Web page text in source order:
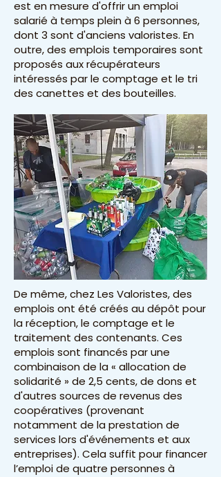
est en mesure d'offrir un emploi
salarié à temps plein à 6 personnes,
dont 3 sont d'anciens valoristes. En
outre, des emplois temporaires sont
proposés aux récupérateurs
intéressés par le comptage et le tri
des canettes et des bouteilles.
De même, chez Les Valoristes, des
emplois ont été créés au dépôt pour
la réception, le comptage et le
traitement des contenants. Ces
emplois sont financés par une
combinaison de la « allocation de
solidarité » de 2,5 cents, de dons et
d'autres sources de revenus des
coopératives (provenant
notamment de la prestation de
services lors d'événements et aux
entreprises). Cela suffit pour financer
l’emploi de quatre personnes à